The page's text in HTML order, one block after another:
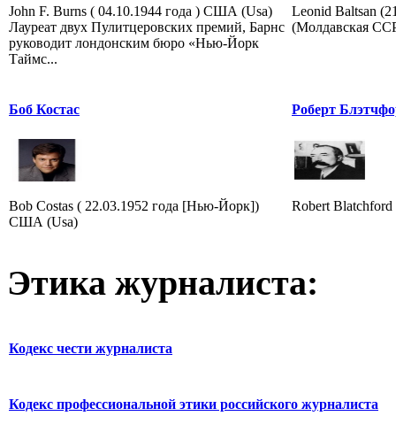
John F. Burns ( 04.10.1944 года ) США (Usa)
Лауреат двух Пулитцеровских премий, Барнс
руководит лондонским бюро «Нью-Йорк
Таймс...
Leonid Baltsan
(Молдавская
Боб Костас
Bob Costas ( 22.03.1952 года [Нью-Йорк])
США (Usa)
Роберт
Robert Blatchford
Этика журналиста:
Кодекс чести журналиста
Кодекс профессиональной этики российского журналиста